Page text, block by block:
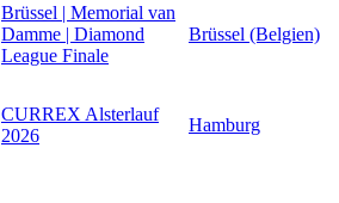
Brüssel | Memorial van
Damme | Diamond
League Finale
Brüssel (Belgien)
CURREX Alsterlauf
2026
Hamburg